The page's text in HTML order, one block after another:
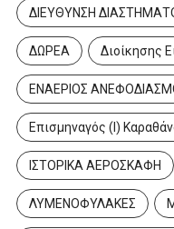
ΔΙΕΥΘΥΝΣΗ
ΔΩΡΕΑ Διοίκησης
ΕΝΑΕΡΙΟΣ
Επισμηναγός (Ι)
ΙΣΤΟΡΙΚΑ ΑΕΡΟΣΚΑΦΗ
ΛΥΜΕΝΟΦΥΛΑΚΕΣ